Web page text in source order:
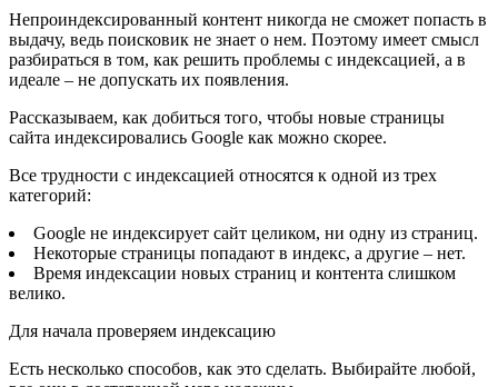
Непроиндексированный контент никогда не сможет попасть в
выдачу, ведь поисковик не знает о нем. Поэтому имеет смысл
разбираться в том, как решить проблемы с индексацией, а в
идеале – не допускать их появления.
Рассказываем, как добиться того, чтобы новые страницы
сайта индексировались Google как можно скорее.
Все трудности с индексацией относятся к одной из трех
категорий:
Google не индексирует сайт целиком, ни одну из страниц.
Некоторые страницы попадают в индекс, а другие – нет.
Время индексации новых страниц и контента слишком
велико.
Для начала проверяем индексацию
Есть несколько способов, как это сделать. Выбирайте любой,